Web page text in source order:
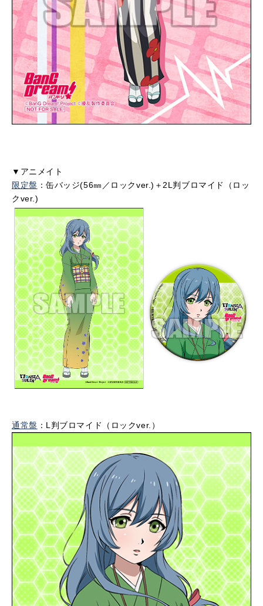
▼アニメイト
限定盤 ：缶バッジ(56㎜／ロックver.)＋2L判ブロマイド（ロッ
クver.)
通常盤 ：L判ブロマイド（ロックver.）